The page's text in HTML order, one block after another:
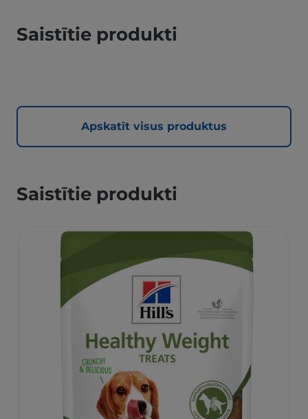
Saistītie produkti
Apskatīt visus produktus
Saistītie produkti